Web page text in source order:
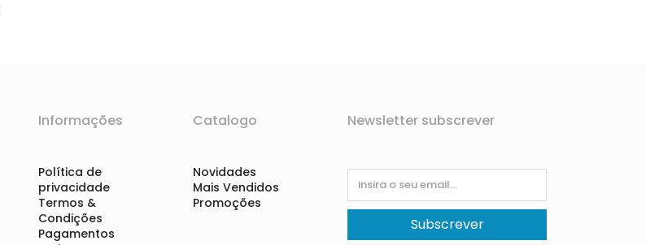
Informações
Política de
privacidade
Termos &
Condições
Pagamentos
Catalogo
Novidades
Mais Vendidos
Promoções
Newsletter subscrever
Subscrever